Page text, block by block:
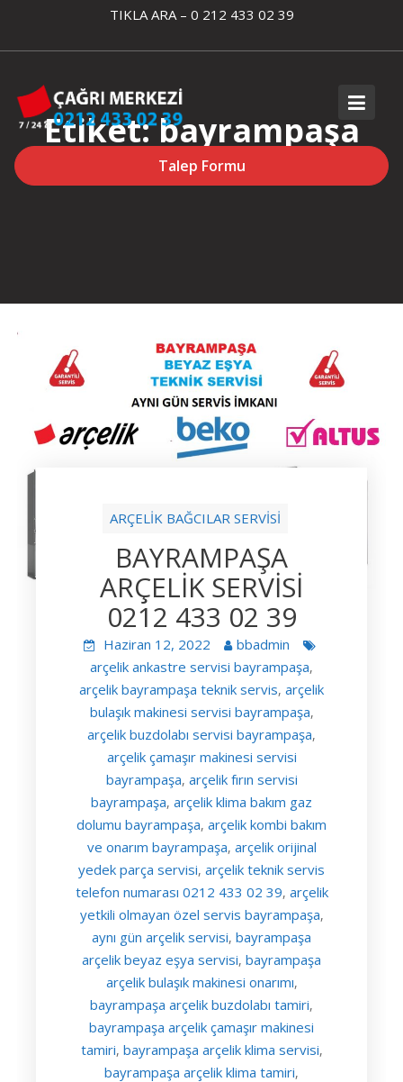
content
TIKLA ARA – 0 212 433 02 39
Talep Formu
Etiket:bayrampaşa
arçelik klima tamiri
ARÇELİK BAĞCILAR SERVİSİ
BAYRAMPAŞA
ARÇELİK SERVİSİ
0212 433 02 39
Haziran 12, 2022
bbadmin
arçelik ankastre servisi bayrampaşa,
arçelik bayrampaşa teknik servis, arçelik
bulaşık makinesi servisi bayrampaşa,
arçelik buzdolabı servisi bayrampaşa,
arçelik çamaşır makinesi servisi
bayrampaşa, arçelik fırın servisi
bayrampaşa, arçelik klima bakım gaz
dolumu bayrampaşa, arçelik kombi bakım
ve onarım bayrampaşa, arçelik orijinal
yedek parça servisi, arçelik teknik servis
telefon numarası 0212 433 02 39, arçelik
yetkili olmayan özel servis bayrampaşa,
aynı gün arçelik servisi, bayrampaşa
arçelik beyaz eşya servisi, bayrampaşa
arçelik bulaşık makinesi onarımı,
bayrampaşa arçelik buzdolabı tamiri,
bayrampaşa arçelik çamaşır makinesi
tamiri, bayrampaşa arçelik klima servisi,
bayrampaşa arçelik klima tamiri,